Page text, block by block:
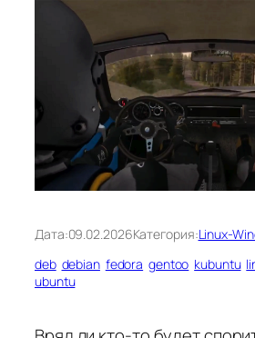
Дата:09.02.2026Категория:Linux-
deb debian fedora gentoo kubuntu
ubuntu